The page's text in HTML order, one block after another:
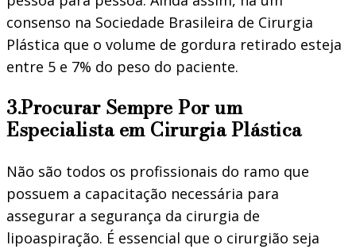
consenso na Sociedade Brasileira de Cirurgia
Plástica que o volume de gordura retirado esteja
entre 5 e 7% do peso do paciente.
3.Procurar Sempre Por um
Especialista em Cirurgia Plástica
Não são todos os profissionais do ramo que
possuem a capacitação necessária para
assegurar a segurança da cirurgia de
lipoaspiração. É essencial que o cirurgião seja